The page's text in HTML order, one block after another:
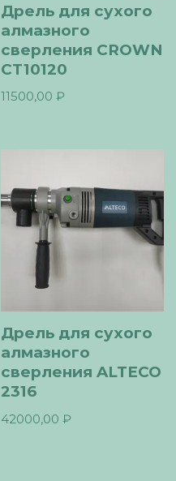
Дрель для сухого
алмазного
сверления CROWN
CT10120
11500,00₽
Дрель для сухого
алмазного
сверления ALTECO
2316
42000,00₽